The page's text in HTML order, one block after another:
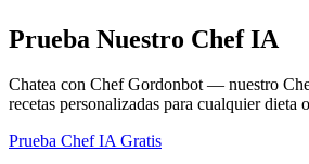
Prueba Nuestro Chef IA
Chatea con Chef Gordonbot — nuestro
recetas personalizadas para cualquier dieta
Prueba Chef IA Gratis